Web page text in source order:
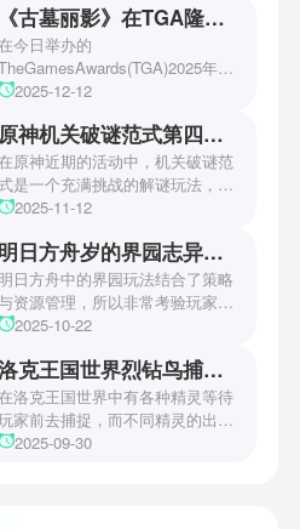
《古墓丽影》在TGA隆重确认新作将来袭！
今日举办的
年度
戏颁奖典礼中，古墓丽影系列公
资讯让众多玩家们都非常期待！
次官方也宣布游戏将于2027年登
PS5、Xbox以及PC平台！有兴
的玩家们可以继续留守鲶鱼网！
2025-12-12
原神机关破谜范式第四关通关方法
原神近期的活动中，机关破谜范
是一个充满挑战的解谜玩法，其
第四关是许多玩家遇到困难的地
机关破谜范式第四关通关方法，助
玩家们能够顺利通关！有兴趣的玩
们快来一起看看吧！
2025-11-12
明日方舟岁的界园志异攻略
明日方舟中的界园玩法结合了策略
资源管理，所以非常考验玩家的
作和规划能力。游戏里拥有先
富多样的角色体系足以满足不同
术需求。电表倒转是界园中的核
挑战之一，玩家需合理利用通宝
特殊钱币进行资源转换。明日方
2025-10-22
洛克王国世界烈钻鸟捕捉地点
洛克王国世界中有各种精灵等待
家前去捕捉，而不同精灵的出现
点和捕捉方式也各不相同。有少
2025-09-30